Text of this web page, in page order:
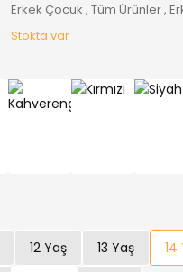
Erkek Çocuk , Tüm Ürünler,
Stokta var
12 Yaş 13 Yaş 14